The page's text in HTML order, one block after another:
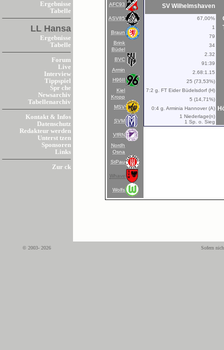
Ergebnisse
Tabelle
LL Hansa
Ergebnisse
Tabelle
Forum
Live
Interview
Tippspiel
Spr che
Newsarchiv
Tabellenarchiv
Kontakt & Infos
Datenschutz
Redakteur werden
Unterst tzen
Sponsoren
Links
Zur ck
AFC93
ASV85
Braun
Brink
Büdel
BVC
Armin
H96II
Kiel
Kropp
MSV
SVM
VfRN
Nordh
Osna
StPau
Whave
Wolfs
SV Wilhelmshaven
67,00%
1
79
34
2.32
91:39
2.68:1.15
25 (73,53%)
7:2 g. FT Eider Büdelsdorf (H)
5 (14,71%)
0:4 g. Arminia Hannover (A)
1 Niederlage(n)
1 Sp. o. Sieg
© 2003- 2026 Sofern